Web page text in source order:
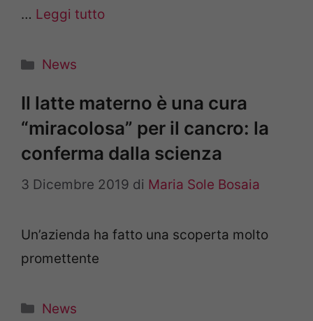
… Leggi tutto
Categorie
News
Il latte materno è una cura
“miracolosa” per il cancro: la
conferma dalla scienza
3 Dicembre 2019 di Maria Sole Bosaia
Un’azienda ha fatto una scoperta molto
promettente
Categorie
News